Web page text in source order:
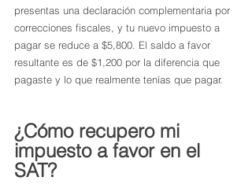
presentas una declaración complementaria por
correcciones fiscales, y tu nuevo impuesto a
pagar se reduce a $5,800. El saldo a favor
resultante es de $1,200 por la diferencia que
pagaste y lo que realmente tenías que pagar.
¿Cómo recupero mi
impuesto a favor en el
SAT?